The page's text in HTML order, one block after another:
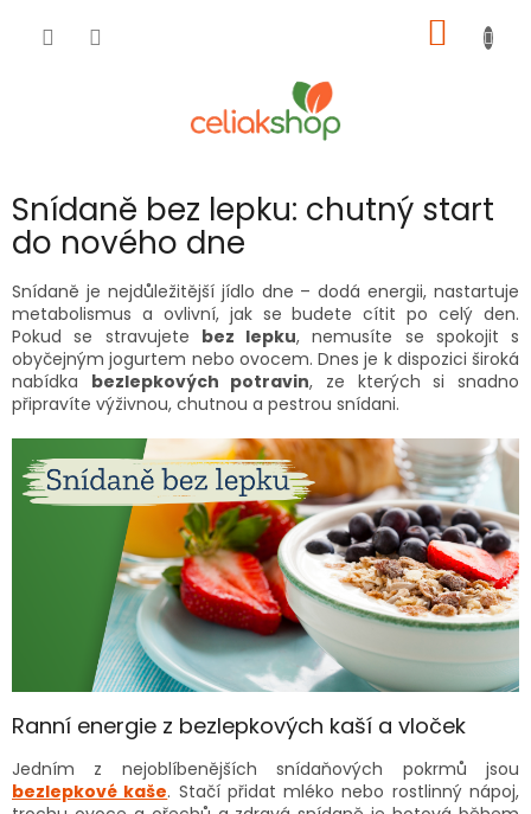
KOŠÍK
Snídaně bez lepku: chutný start
do nového dne
Snídaně je nejdůležitější jídlo dne – dodá energii, nastartuje
metabolismus a ovlivní, jak se budete cítit po celý den.
Pokud se stravujete bez lepku, nemusíte se spokojit s
obyčejným jogurtem nebo ovocem. Dnes je k dispozici široká
nabídka bezlepkových potravin, ze kterých si snadno
připravíte výživnou, chutnou a pestrou snídani.
Ranní energie z bezlepkových kaší a vloček
Jedním z nejoblíbenějších snídaňových pokrmů jsou
bezlepkové kaše. Stačí přidat mléko nebo rostlinný nápoj,